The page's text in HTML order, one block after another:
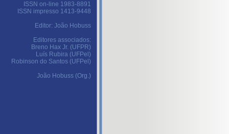
ISSN on-line 1983-8891
ISSN impresso 1413-9448
Editor: João Hobuss
Editores associados:
Breno Hax Jr. (UFPR)
Luís Rubira (UFPel)
Robinson do Santos (UFPel)
João Hobuss (Org.)